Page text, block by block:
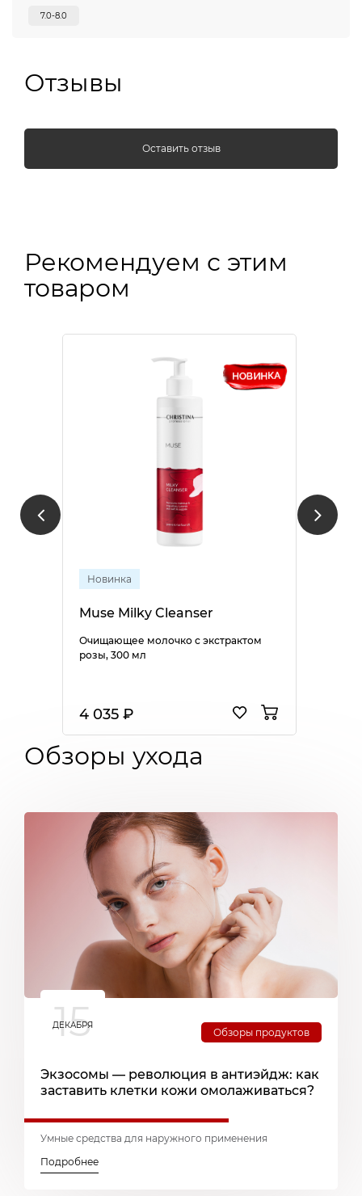
7.0-8.0
Отзывы
Оставить отзыв
Рекомендуем с этим
товаром
Новинка
Muse Milky Cleanser
Очищающее молочко с экстрактом
розы, 300 мл
4 035 ₽
Обзоры ухода
15
ДЕКАБРЯ
Обзоры продуктов
Экзосомы — революция в антиэйдж: как
заставить клетки кожи омолаживаться?
Умные средства для наружного применения
Подробнее